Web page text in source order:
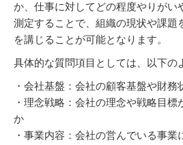
か、仕事に対してどの程度やりがい
測定することで、組織の現状や課題
を講じることが可能となります。​
具体的な質問項目としては、以下の
・会社基盤：会社の顧客基盤や財
・理念戦略：会社の理念や戦略目標
か
・事業内容：会社の営んでいる事